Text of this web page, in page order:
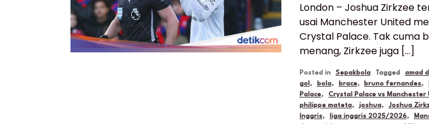
London – Joshua Zirkzee
usai Manchester United
Crystal Palace. Tak cuma
menang, Zirkzee juga […]
Posted in Sepakbola Tagged amad
gol , bola, brace, bruno fernandes,
Palace, Crystal Palace vs Manchester
philippe mateta, joshua, Joshua
Inggris, liga inggris 2025/2026,